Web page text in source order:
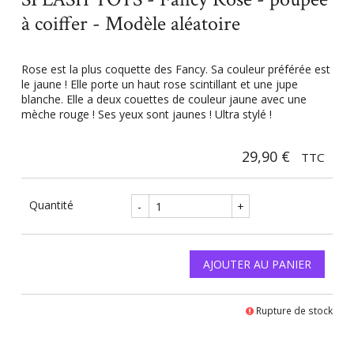
à coiffer - Modèle aléatoire
Rose est la plus coquette des Fancy. Sa couleur préférée est
le jaune ! Elle porte un haut rose scintillant et une jupe
blanche. Elle a deux couettes de couleur jaune avec une
mèche rouge ! Ses yeux sont jaunes ! Ultra stylé !
29,90 € TTC
Quantité - +
AJOUTER AU PANIER
Rupture de stock